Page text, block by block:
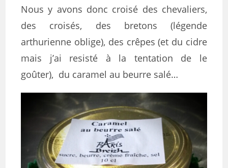
Nous y avons donc croisé des chevaliers,
des croisés, des bretons (légende
arthurienne oblige), des crêpes (et du cidre
mais j’ai resisté à la tentation de le
goûter), du caramel au beurre salé…